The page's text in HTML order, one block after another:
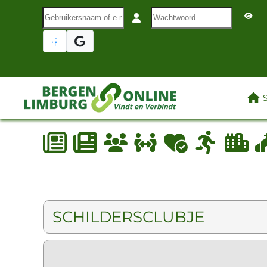
Terug naar hoofdinhoud
Gebruikersnaam of e-mail
SCHILDERSCLUBJE